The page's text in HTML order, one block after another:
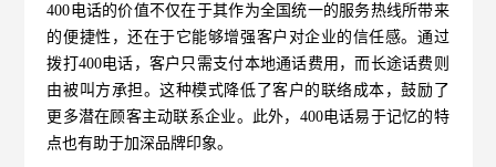
400电话的价值不仅在于其作为全国统一的服务热线所带来
的便捷性，还在于它能够增强客户对企业的信任感。通过
拨打400电话，客户只需支付本地通话费用，而长途话费则
由被叫方承担。这种模式降低了客户的联络成本，鼓励了
更多潜在顾客主动联系企业。此外，400电话易于记忆的特
点也有助于加深品牌印象。